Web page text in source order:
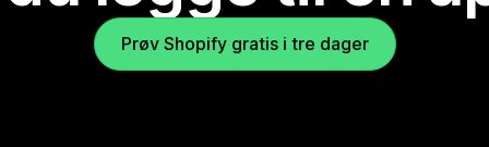
Prøv Shopify gratis i tre dager